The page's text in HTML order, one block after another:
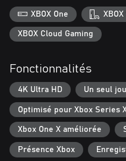
XBOX One
XBOX Cloud Gaming
Fonctionnalités
4K Ultra HD Un seul
Optimisé pour Xbox Series
Xbox One X améliorée
Présence Xbox